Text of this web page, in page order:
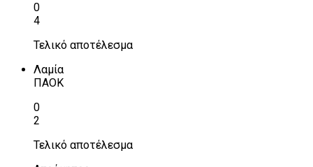
0
4
Τελικό αποτέλεσμα
Λαμία
ΠΑΟΚ
0
2
Τελικό αποτέλεσμα